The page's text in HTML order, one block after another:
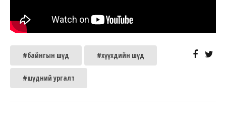
#байнгын шүд #хүүхдийн шүд
#шүдний ургалт